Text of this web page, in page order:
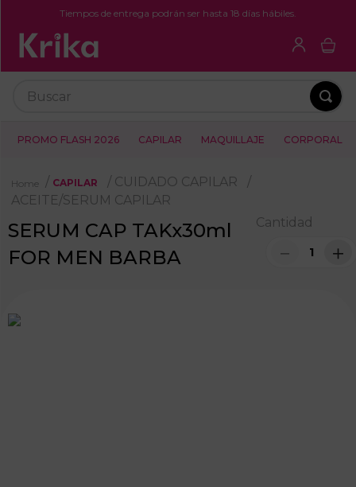
Tiempos de entrega podrán ser hasta 18 días hábiles.
PROMO FLASH 2026 CAPILAR MAQUILLAJE CORPORAL
CAPILAR
CUIDADO CAPILAR
ACEITE/SERUM CAPILAR
SERUM CAP TAKx30ml
FOR MEN BARBA
Cantidad
＋
－